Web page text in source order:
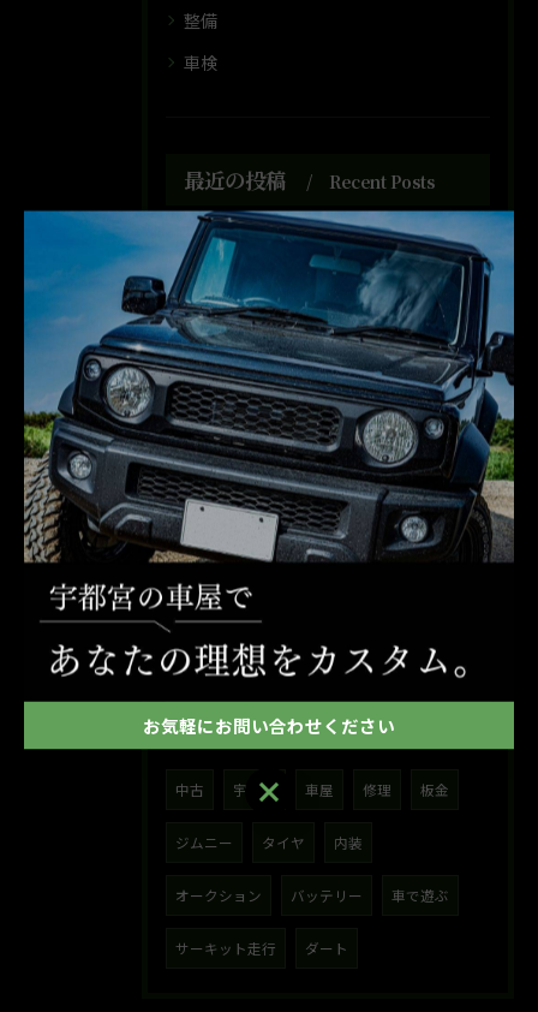
整備
車検
最近の投稿 Recent Posts
2026/05/12
めーめーとお写真
2026/02/08
今日はいつもより更に政治的なことが動きそうな選挙です
2026/01/01
今年の初詣
タグ Tags
中古 宇都宮 車屋 修理 板金
ジムニー タイヤ 内装
オークション バッテリー 車で遊ぶ
サーキット走行 ダート
お気軽にお問い合わせください
お気軽にお問い合わせください